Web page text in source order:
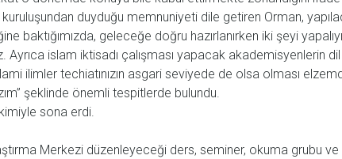
duyduğu memnuniyeti dile getiren Orman,
baktığımızda, geleceğe doğru hazırlanırken iki şeyi
Ayrıca islam iktisadı çalışması yapacak akademisyenlerin
ilimler techiatınızın asgari seviyede de olsa olması
şeklinde önemli tespitlerde bulundu.
sona erdi.
Merkezi düzenleyeceği ders, seminer, okuma grubu